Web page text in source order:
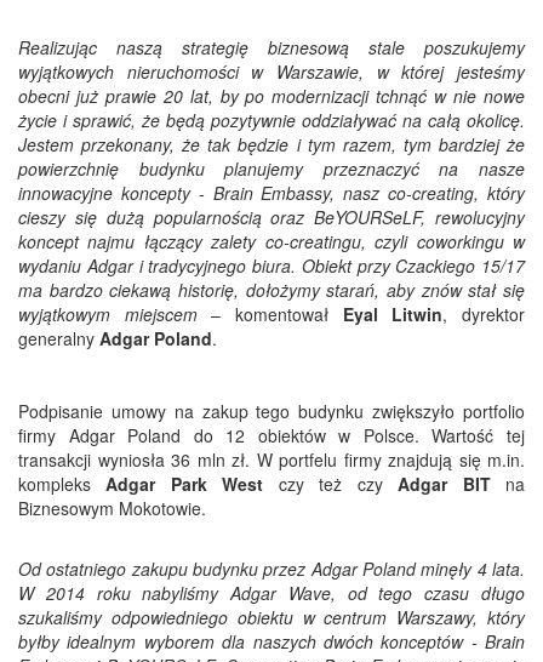
Realizując naszą strategię biznesową stale poszukujemy
wyjątkowych nieruchomości w Warszawie, w której jesteśmy
obecni już prawie 20 lat, by po modernizacji tchnąć w nie nowe
życie i sprawić, że będą pozytywnie oddziaływać na całą okolicę.
Jestem przekonany, że tak będzie i tym razem, tym bardziej że
powierzchnię budynku planujemy przeznaczyć na nasze
innowacyjne koncepty - Brain Embassy, nasz co-creating, który
cieszy się dużą popularnością oraz BeYOURSeLF, rewolucyjny
koncept najmu łączący zalety co-creatingu, czyli coworkingu w
wydaniu Adgar i tradycyjnego biura. Obiekt przy Czackiego 15/17
ma bardzo ciekawą historię, dołożymy starań, aby znów stał się
wyjątkowym miejscem– komentował Eyal Litwin, dyrektor
generalny Adgar Poland.
Podpisanie umowy na zakup tego budynku zwiększyło portfolio
firmy Adgar Poland do 12 obiektów w Polsce. Wartość tej
transakcji wyniosła 36 mln zł. W portfelu firmy znajdują się m.in.
kompleksAdgar Park West czy też czyAdgar BITna
Biznesowym Mokotowie.
Od ostatniego zakupu budynku przez Adgar Poland minęły 4 lata.
W 2014 roku nabyliśmy Adgar Wave, od tego czasu długo
szukaliśmy odpowiedniego obiektu w centrum Warszawy, który
byłby idealnym wyborem dla naszych dwóch konceptów - Brain